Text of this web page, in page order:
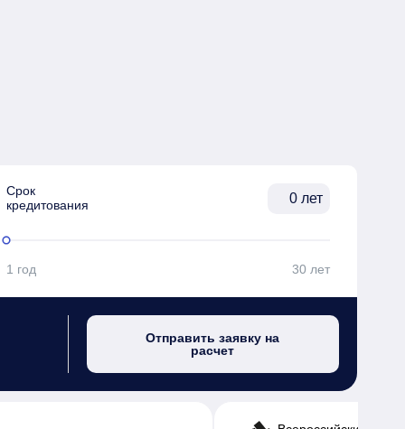
Срок
кредитования
лет
1 год 30 лет
Отправить заявку на
расчет